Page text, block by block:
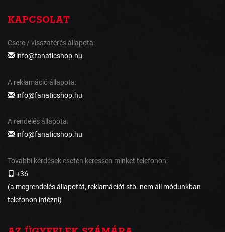
KAPCSOLAT
Csere / visszatérés állapota:
info@fanaticshop.hu
A reklamáció állapota:
info@fanaticshop.hu
A rendelés állapota:
info@fanaticshop.hu
További kérdések esetén keressen minket telefonon:
+36
(a megrendelés állapotát, reklamációt stb. nem áll módunkban
telefonon intézni)